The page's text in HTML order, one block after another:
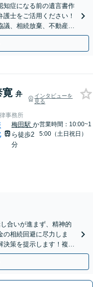
知症になる前の遺言書作
士をご活用ください！
議、相続放棄、不動産売
WEB面談可】
寛 弁
インタビューを
見る
事務所
梅田駅か
ら徒歩2
分
営業時間：10:00~1
5:00（土日祝日）
合いが進まず、精神的
の相続回避に尽力しま
決策を提示します！複雑
談可】